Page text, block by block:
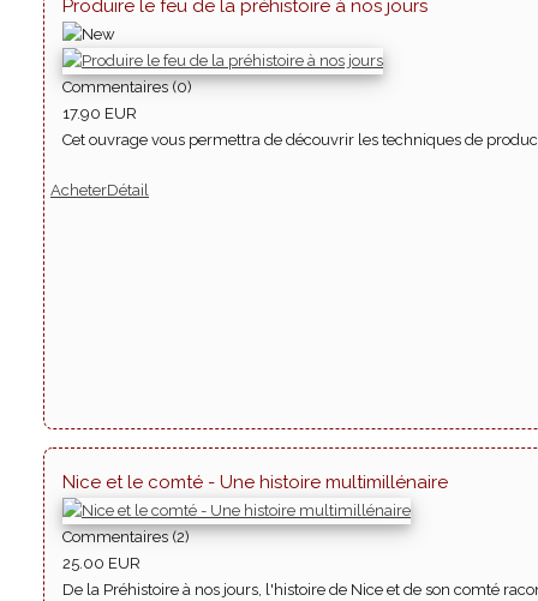
Produire le feu de la préhistoire à nos jours
Commentaires (0)
17.90 EUR
Cet ouvrage vous permettra de découvrir les techniques de
AcheterDétail
Nice et le comté - Une histoire multimillénaire
Commentaires (2)
25.00 EUR
De la Préhistoire à nos jours, l'histoire de Nice et de son comté